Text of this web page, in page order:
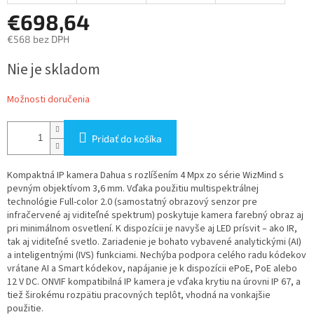
€698,64
€568 bez DPH
cena:
Nie je skladom
Možnosti doručenia
Pridať do košíka
Kompaktná IP kamera Dahua s rozlíšením 4 Mpx zo série WizMind s
pevným objektívom 3,6 mm. Vďaka použitiu multispektrálnej
technológie Full-color 2.0 (samostatný obrazový senzor pre
infračervené aj viditeľné spektrum) poskytuje kamera farebný obraz aj
pri minimálnom osvetlení. K dispozícii je navyše aj LED prísvit – ako IR,
tak aj viditeľné svetlo. Zariadenie je bohato vybavené analytickými (AI)
a inteligentnými (IVS) funkciami. Nechýba podpora celého radu kódekov
vrátane AI a Smart kódekov, napájanie je k dispozícii ePoE, PoE alebo
12 V DC. ONVIF kompatibilná IP kamera je vďaka krytiu na úrovni IP 67, a
tiež širokému rozpätiu pracovných teplôt, vhodná na vonkajšie
použitie.